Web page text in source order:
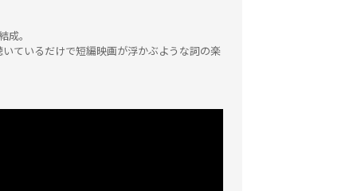
成。
ているだけで短編映画が浮かぶような詞の楽